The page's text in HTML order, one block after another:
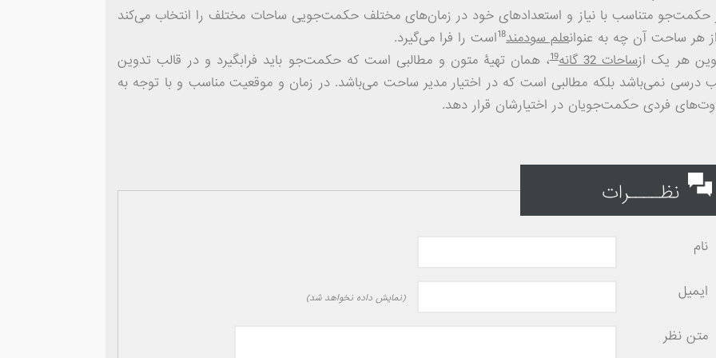
حکمت‌جو متناسب با نیاز و استعدادهای خود در زمانهای مختلف حکمت‌جویی ساحات مختلف را انتخاب می‌کند
هر ساحت آن چه به عنوانعلم سودمند18است را فرا می‌گیرد.
هر یک ازساحات 32 گانه 19، همان تهیۀ متون و مطالبی است که حکمت‌جو باید فرابگیرد و در قالب تدوین
درسی نمی‌باشد بلکه مطالبی است که در اختیار مدیر ساحت می‌باشد. در زمان و موقعیت مناسب و با توجه به
فردی حکمت‌جویان در اختیارشان قرار دهد.
نظــــرات
نام
ایمیل (نمایش داده نخواهد شد)
متن نظر